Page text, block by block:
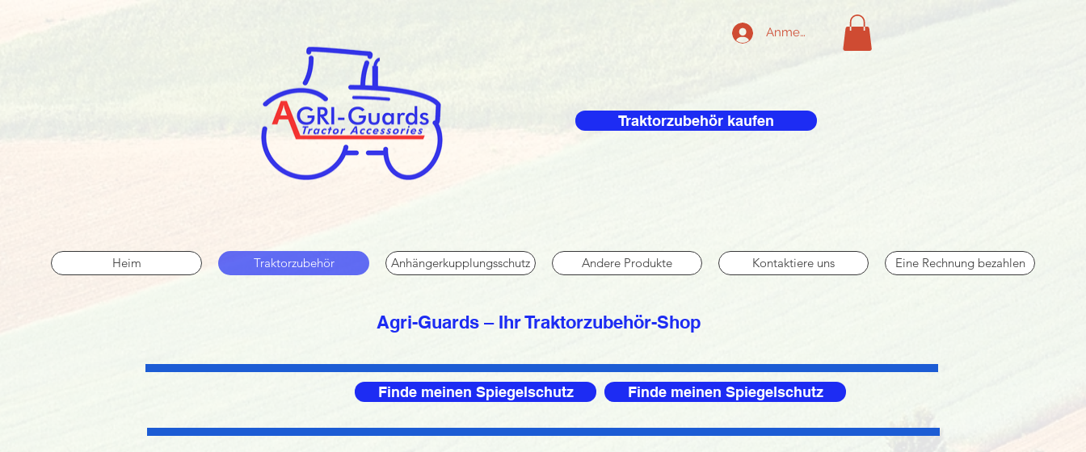
Anmelden
Traktorzubehör kaufen
Heim Traktorzubehör Anhängerkupplungsschutz Andere Produkte Kontaktiere uns Eine Rechnung bezahlen
Agri-Guards – Ihr Traktorzubehör-Shop
Finde meinen Spiegelschutz Finde meinen Spiegelschutz